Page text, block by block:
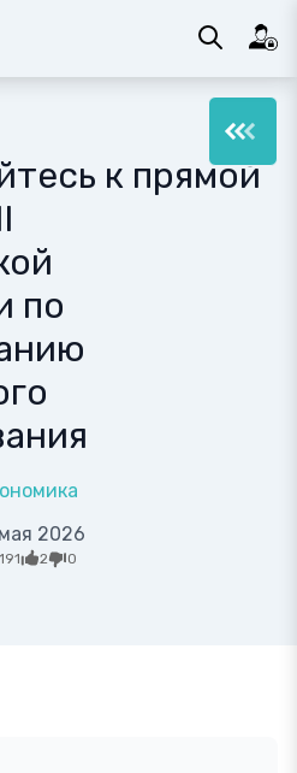
к прямой
по
2026
2 0